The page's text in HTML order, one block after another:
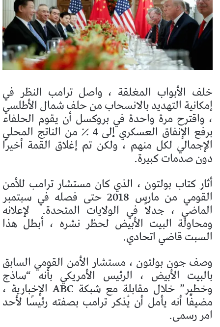
خلف الأبواب المغلقة ، واصل ترامب النظر في
إمكانية التهديد بالانسحاب من حلف شمال الأطلسي
، واقترح مرة واحدة في بروكسل أن يقوم الحلفاء
برفع الإنفاق العسكري إلى 4 ٪ من الناتج المحلي
الإجمالي لكل منهم ، ولكن تم إغلاق القمة أخيرًا
دون صدمات كبيرة.
أثار كتاب بولتون ، الذي كان مستشار ترامب للأمن
القومي من مارس 2018 حتى فصله في سبتمبر
الماضي ، جدلاً في الولايات المتحدة. لإعلانه
ومحاولة البيت الأبيض لحظر نشره ، أبطل هذا
السبت قاضي اتحادي.
وصف جون بولتون ، مستشار الأمن القومي السابق
بالبيت الأبيض ، الرئيس الأمريكي بأنه “ساذج
وخطير” خلال مقابلة مع شبكة ABC الإخبارية ،
مضيفًا أنه يأمل أن يُذكر ترامب بصفته رئيسًا لأحد
امر رسمى.